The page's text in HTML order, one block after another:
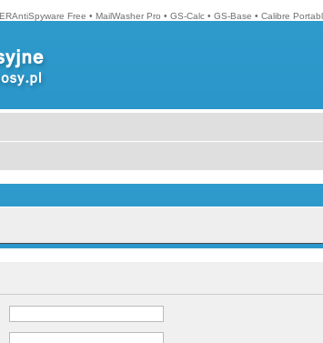
Free • MailWasher Pro • GS-Calc • GS-Base • Calibre